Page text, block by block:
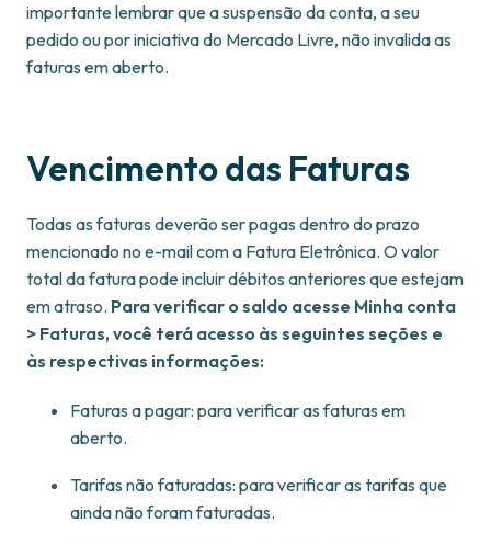
importante lembrar que a suspensão da conta, a seu
pedido ou por iniciativa do Mercado Livre, não invalida as
faturas em aberto.
Vencimento das Faturas
Todas as faturas deverão ser pagas dentro do prazo
mencionado no e-mail com a Fatura Eletrônica. O valor
total da fatura pode incluir débitos anteriores que estejam
em atraso. Para verificar o saldo acesse Minha conta
> Faturas, você terá acesso às seguintes seções e
às respectivas informações:
Faturas a pagar: para verificar as faturas em
aberto.
Tarifas não faturadas: para verificar as tarifas que
ainda não foram faturadas.